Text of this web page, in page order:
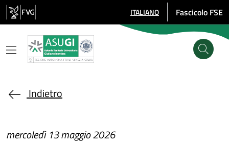
Salta al contenuto principale
SELEZIONE LINGUA: LINGUA
ITALIANO Fascicolo FSE
Indietro
mercoledì 13 maggio 2026